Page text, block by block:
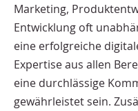
Marketing,
Entwicklung oft
eine erfolgreiche
Expertise aus allen
eine durchlässige
gewährleistet sein.